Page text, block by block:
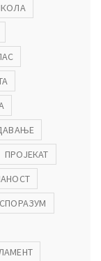
ПРОЈЕКАТ
СПОРАЗУМ